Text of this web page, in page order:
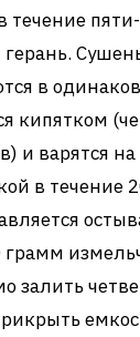
в
кипятком
и варятся
в течение
залить